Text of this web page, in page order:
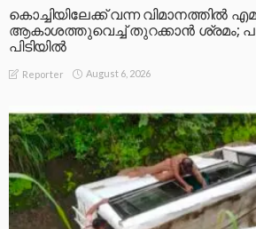
കൊച്ചിയിലേക്ക് വന്ന വിമാനത്തിൽ
ആകാശത്തുവെച്ച് തുറക്കാൻ ശ്രമം;
പിടിയിൽ
Reporter August 6, 2026